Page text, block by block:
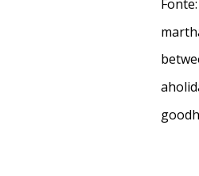
Fonte: